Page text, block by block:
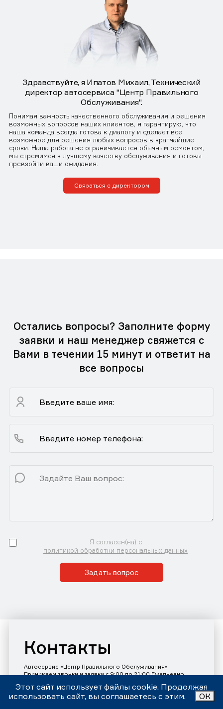
Здравствуйте, я Ипатов Михаил, Технический
директор автосервиса "Центр Правильного
Обслуживания".
Понимая важность качественного обслуживания и решения
возможных вопросов наших клиентов, я гарантирую, что
наша команда всегда готова к диалогу и сделает все
возможное для решения любых вопросов в кратчайшие
сроки. Наша работа не ограничивается обычным ремонтом,
мы стремимся к лучшему качеству обслуживания и готовы
превзойти ваши ожидания.
Связаться с директором
Остались вопросы? Заполните форму
заявки и наш менеджер свяжется с
Вами в течении 15 минут и ответит на
все вопросы
Я согласен(на) с
политикой обработки персональных данных
Задать вопрос
Контакты
Автосервис «Центр Правильного Обслуживания»
Принимаем звонки и заявки с 9:00 до 21:00 Ежедневно
Этот сайт использует файлы cookie. Продолжая
использовать сайт, вы соглашаетесь с этим.
ОК